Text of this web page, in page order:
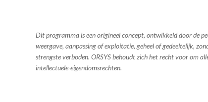
Dit programma is een origineel concept, ontwikkeld door de
weergave, aanpassing of exploitatie, geheel of gedeeltelijk,
strengste verboden. ORSYS behoudt zich het recht voor om
intellectuele-eigendomsrechten.